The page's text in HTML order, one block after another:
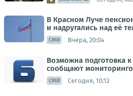
В Красном Луче
и надругались над её
СМИ Вчера, 20:04
Возможна подготовка
сообщают
СМИ Сегодня, 10:12